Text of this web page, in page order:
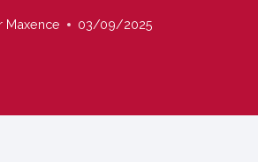
Maxence 03/09/2025